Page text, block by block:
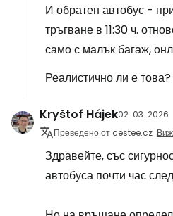
И обратен автобус -
тръгване в 11:30 ч.
само с малък багаж,
Реалистично ли е
Kryštof Hájek02. 03. 2026
Преведено от cestee.cz
Здравейте, със
автобуса почти час